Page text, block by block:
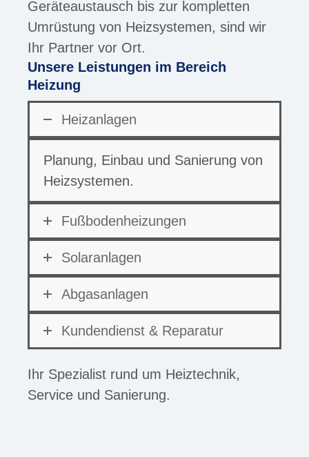
Geräteaustausch bis zur kompletten
Umrüstung von Heizsystemen, sind wir
Ihr Partner vor Ort.
Unsere Leistungen im Bereich
Heizung
Heizanlagen
Planung, Einbau und Sanierung von
Heizsystemen.
Fußbodenheizungen
Solaranlagen
Abgasanlagen
Kundendienst & Reparatur
Ihr Spezialist rund um Heiztechnik,
Service und Sanierung.